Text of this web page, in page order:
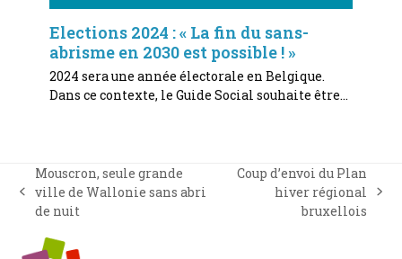
Elections 2024 : « La fin du sans-
abrisme en 2030 est possible ! »
2024 sera une année électorale en Belgique.
Dans ce contexte, le Guide Social souhaite être…
previous
post:
Mouscron, seule grande
ville de Wallonie sans abri
de nuit
Coup d’envoi du Plan
hiver régional
bruxellois